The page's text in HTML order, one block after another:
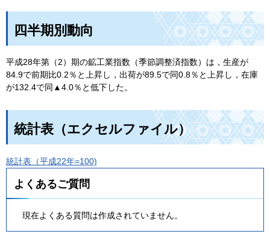
四半期別動向
平成28年第（2）期の鉱工業指数（季節調整済指数）は，生産が
84.9で前期比0.2％と上昇し，出荷が89.5で同0.8％と上昇し，在庫
が132.4で同▲4.0％と低下した。
統計表（エクセルファイル）
統計表（平成22年=100)
よくあるご質問
現在よくある質問は作成されていません。